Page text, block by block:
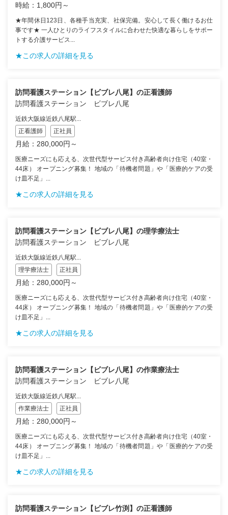
時給：1,800円～
★年間休日123日、各種手当充実、社保完備。安心して長く働けるお仕
事です★ 一人ひとりのライフスタイルに合わせた快適な暮らしをサポー
トする介護サービス...
★この求人の詳細を見る
訪問看護ステーション【ビブレ八尾】の正看護師
訪問看護ステーション ビブレ八尾
近鉄大阪線近鉄八尾駅...
正看護師
正社員
月給：280,000円～
医療ニーズにも応える、次世代型サービス付き高齢者向け住宅（40室・
44床） オープニング募集！ 地域の「待機者問題」や「医療的ケアの受
け皿不足」...
★この求人の詳細を見る
訪問看護ステーション【ビブレ八尾】の理学療法士
訪問看護ステーション ビブレ八尾
近鉄大阪線近鉄八尾駅...
理学療法士
正社員
月給：280,000円～
医療ニーズにも応える、次世代型サービス付き高齢者向け住宅（40室・
44床） オープニング募集！ 地域の「待機者問題」や「医療的ケアの受
け皿不足」...
★この求人の詳細を見る
訪問看護ステーション【ビブレ八尾】の作業療法士
訪問看護ステーション ビブレ八尾
近鉄大阪線近鉄八尾駅...
作業療法士
正社員
月給：280,000円～
医療ニーズにも応える、次世代型サービス付き高齢者向け住宅（40室・
44床） オープニング募集！ 地域の「待機者問題」や「医療的ケアの受
け皿不足」...
★この求人の詳細を見る
訪問看護ステーション【ビブレ竹渕】の正看護師